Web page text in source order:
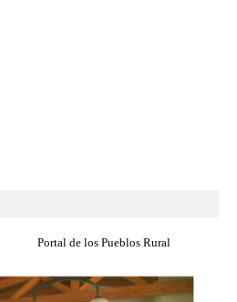
Portal de los Pueblos Rural